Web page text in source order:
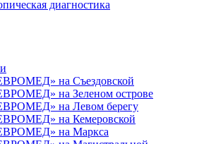
диагностика
на Съездовской
на Зеленом острове
на Левом берегу
на Кемеровской
на Маркса